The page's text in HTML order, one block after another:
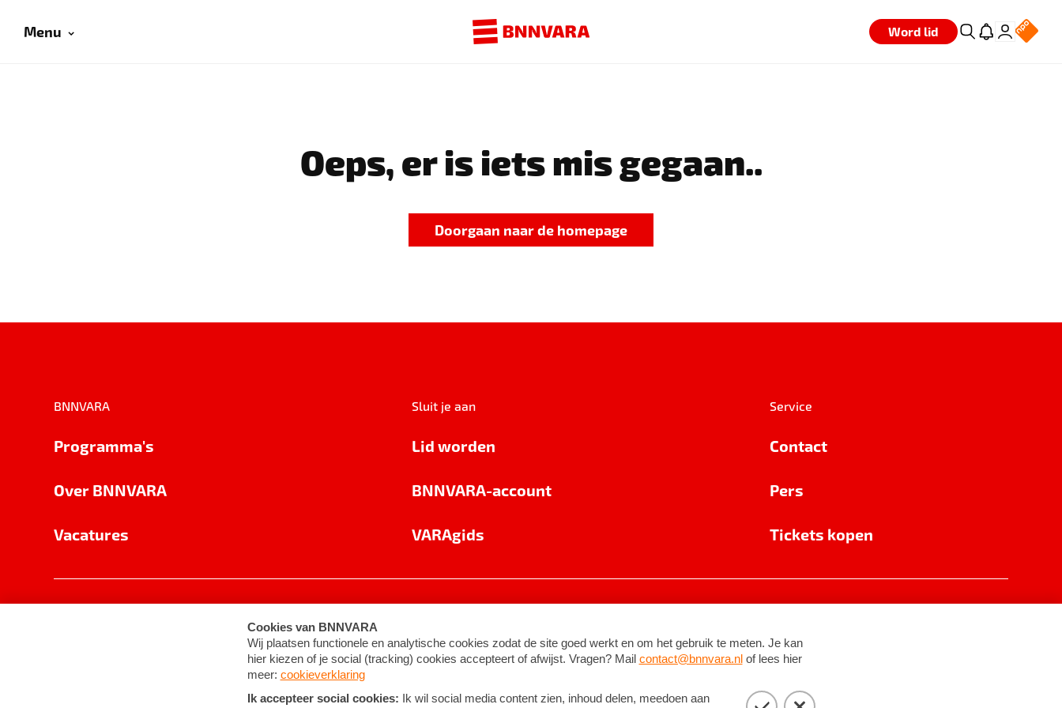
Menu Word lid
Oeps, er is iets mis gegaan..
Doorgaan naar de homepage
BNNVARA
Programma's
Over BNNVARA
Vacatures
Sluit je aan
Lid worden
BNNVARA-account
VARAgids
Service
Contact
Pers
Tickets kopen
Cookie-instellingen Algemene voorwaarden ©2026BNNVARA